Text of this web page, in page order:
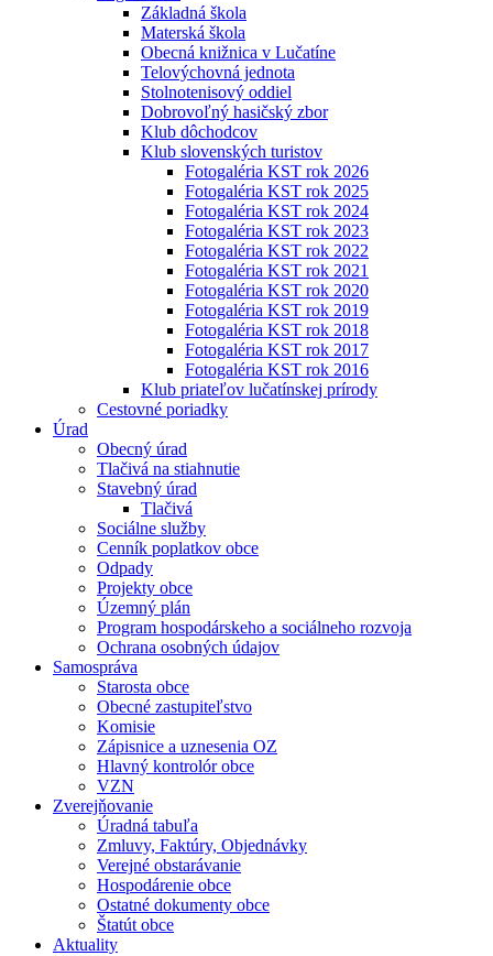
Základná škola
Materská škola
Obecná knižnica v Lučatíne
Telovýchovná jednota
Stolnotenisový oddiel
Dobrovoľný hasičský zbor
Klub dôchodcov
Klub slovenských turistov
Fotogaléria KST rok 2026
Fotogaléria KST rok 2025
Fotogaléria KST rok 2024
Fotogaléria KST rok 2023
Fotogaléria KST rok 2022
Fotogaléria KST rok 2021
Fotogaléria KST rok 2020
Fotogaléria KST rok 2019
Fotogaléria KST rok 2018
Fotogaléria KST rok 2017
Fotogaléria KST rok 2016
Klub priateľov lučatínskej prírody
Cestovné poriadky
Úrad
Obecný úrad
Tlačivá na stiahnutie
Stavebný úrad
Tlačivá
Sociálne služby
Cenník poplatkov obce
Odpady
Projekty obce
Územný plán
Program hospodárskeho a sociálneho rozvoja
Ochrana osobných údajov
Samospráva
Starosta obce
Obecné zastupiteľstvo
Komisie
Zápisnice a uznesenia OZ
Hlavný kontrolór obce
VZN
Zverejňovanie
Úradná tabuľa
Zmluvy, Faktúry, Objednávky
Verejné obstarávanie
Hospodárenie obce
Ostatné dokumenty obce
Štatút obce
Aktuality